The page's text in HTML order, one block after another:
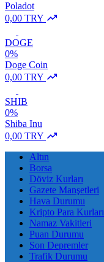
Poladot
0,00 TRY
DOGE
0%
Doge Coin
0,00 TRY
SHIB
0%
Shiba Inu
0,00 TRY
Altın
Borsa
Döviz Kurları
Gazete Manşetleri
Hava Durumu
Kripto Para Kurları
Namaz Vakitleri
Puan Durumu
Son Depremler
Trafik Durumu